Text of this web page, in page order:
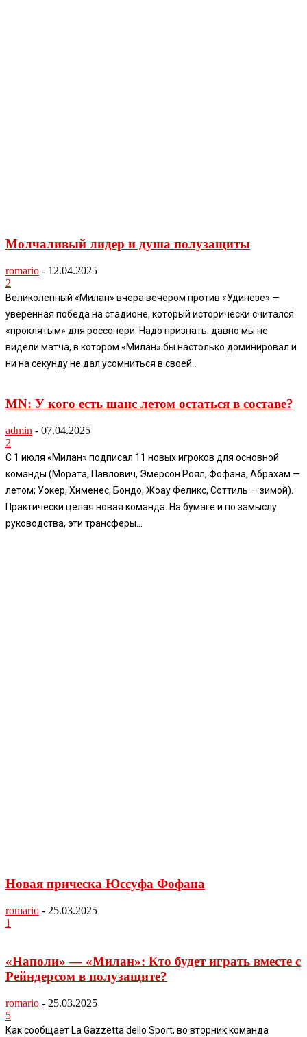
Молчаливый лидер и душа полузащиты
romario - 12.04.2025
2
Великолепный «Милан» вчера вечером против «Удинезе» —
уверенная победа на стадионе, который исторически считался
«проклятым» для россонери. Надо признать: давно мы не
видели матча, в котором «Милан» бы настолько доминировал и
ни на секунду не дал усомниться в своей...
MN: У кого есть шанс летом остаться в составе?
admin - 07.04.2025
2
С 1 июля «Милан» подписал 11 новых игроков для основной
команды (Мората, Павлович, Эмерсон Роял, Фофана, Абрахам —
летом; Уокер, Хименес, Бондо, Жоау Феликс, Соттиль — зимой).
Практически целая новая команда. На бумаге и по замыслу
руководства, эти трансферы...
Новая прическа Юссуфа Фофана
romario - 25.03.2025
1
«Наполи» — «Милан»: Кто будет играть вместе с
Рейндерсом в полузащите?
romario - 25.03.2025
5
Как сообщает La Gazzetta dello Sport, во вторник команда